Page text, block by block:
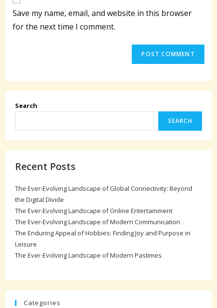
URL
(optional)
Save my name, email, and website in this browser
for the next time I comment.
Search
SEARCH
Recent Posts
The Ever-Evolving Landscape of Global Connectivity: Beyond
the Digital Divide
The Ever-Evolving Landscape of Online Entertainment
The Ever-Evolving Landscape of Modern Communication
The Enduring Appeal of Hobbies: Finding Joy and Purpose in
Leisure
The Ever-Evolving Landscape of Modern Pastimes
Categories